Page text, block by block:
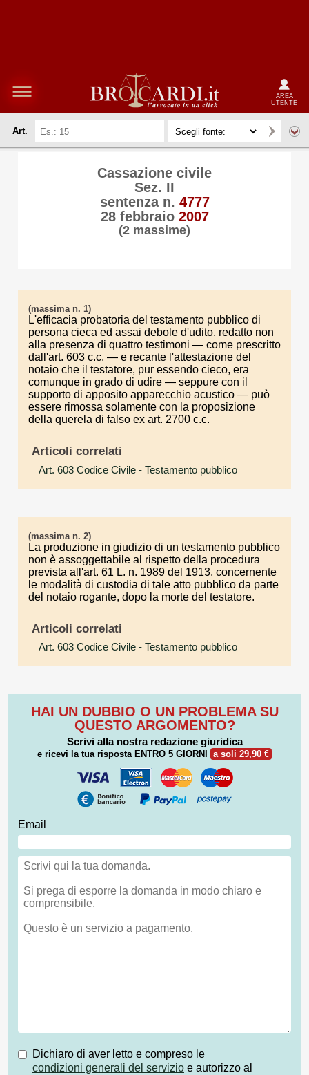
AREA
UTENTE
Art.
Cassazione civile
Sez. II
sentenza n. 4777
28 febbraio 2007
(2 massime)
(massima n. 1)
L'efficacia probatoria del testamento pubblico di
persona cieca ed assai debole d'udito, redatto non
alla presenza di quattro testimoni — come prescritto
dall'art. 603 c.c. — e recante l'attestazione del
notaio che il testatore, pur essendo cieco, era
comunque in grado di udire — seppure con il
supporto di apposito apparecchio acustico — può
essere rimossa solamente con la proposizione
della querela di falso ex art. 2700 c.c.
Articoli correlati
Art. 603 Codice Civile - Testamento pubblico
(massima n. 2)
La produzione in giudizio di un testamento pubblico
non è assoggettabile al rispetto della procedura
prevista all'art. 61 L. n. 1989 del 1913, concernente
le modalità di custodia di tale atto pubblico da parte
del notaio rogante, dopo la morte del testatore.
Articoli correlati
Art. 603 Codice Civile - Testamento pubblico
HAI UN DUBBIO O UN PROBLEMA SU
QUESTO ARGOMENTO?
Scrivi alla nostra redazione giuridica
e ricevi la tua risposta ENTRO 5 GIORNI a soli 29,90 €
Email
Dichiaro di aver letto e compreso le
condizioni generali del servizio e autorizzo al